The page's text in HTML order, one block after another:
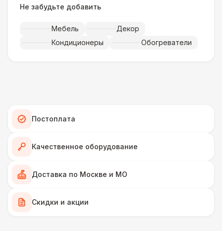
Не забудьте добавить
Мебель
Декор
Кондиционеры
Обогреватели
Постоплата
Качественное оборудование
Доставка по Москве и МО
Скидки и акции